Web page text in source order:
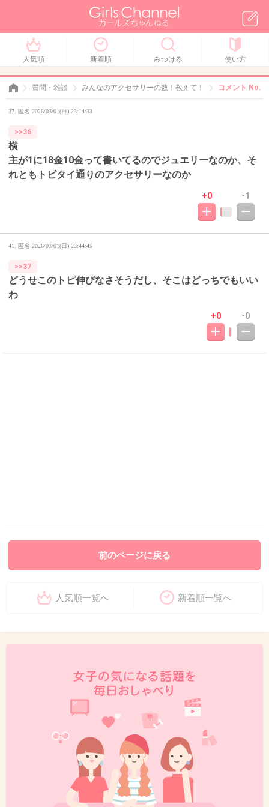
人気順 新着順 みつける 使い方
質問・雑談 みんなのアクセサリーの数！教えて！ コメント No.
37. 匿名 2026/03/01(日) 23:14:33
>>36
横
主が1に18金10金って書いてるのでジュエリーなのか、そ
れともトピタイ通りのアクセサリーなのか
+0 -1
41. 匿名 2026/03/01(日) 23:44:45
>>37
どうせこのトピ伸びなさそうだし、そこはどっちでもいい
わ
+0 -0
前のページに戻る
人気順一覧へ 新着順一覧へ